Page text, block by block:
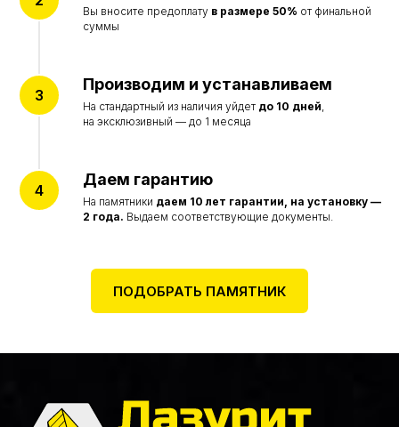
Вы вносите предоплату в размере 50% от финальной
суммы
Производим и устанавливаем
На стандартный из наличия уйдет до 10 дней,
на эксклюзивный — до 1 месяца
Даем гарантию
На памятники даем 10 лет гарантии, на установку —
2 года. Выдаем соответствующие документы.
ПОДОБРАТЬ ПАМЯТНИК
Акции
Наши работы
Разработка сайта accent-web
и представлены в ознакомительных целях
Политика конфиденциальности
© Все права защищены 2015-2026